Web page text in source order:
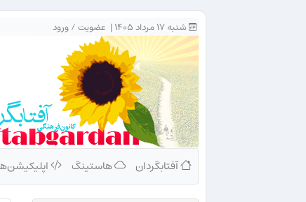
شنبه ۱۷ مرداد ۱۴۰۵ | عضویت/ورود
آفتابگردان هاستینگ